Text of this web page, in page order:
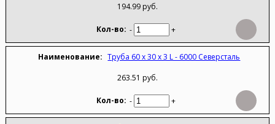
194.99 руб.
- +
Труба 60 х 30 х 3 L - 6000 Северсталь
263.51 руб.
- +